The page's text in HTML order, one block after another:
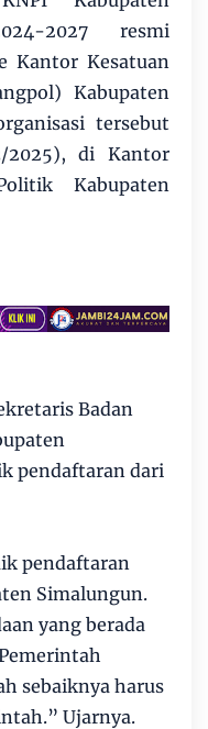
2027 resmi
Kantor Kesatuan
Kabupaten
tersebut
2025), di Kantor
Kabupaten
Badan
pendaftaran dari
pendaftaran
Simalungun.
yang berada
sebaiknya harus
Ujarnya.